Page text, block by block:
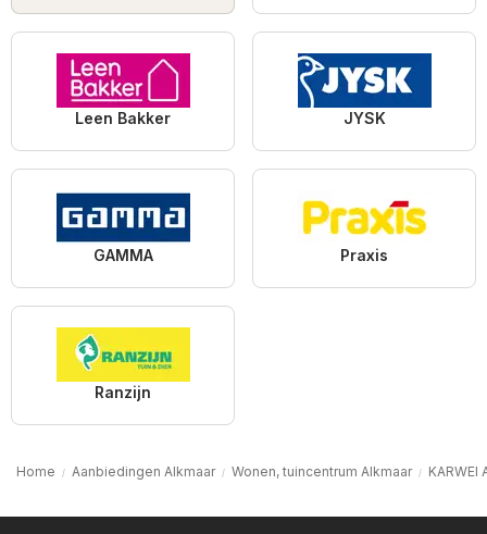
Leen Bakker JYSK
GAMMA Praxis
Ranzijn
Home Aanbiedingen Alkmaar Wonen, tuincentrum Alkmaar KARWEI